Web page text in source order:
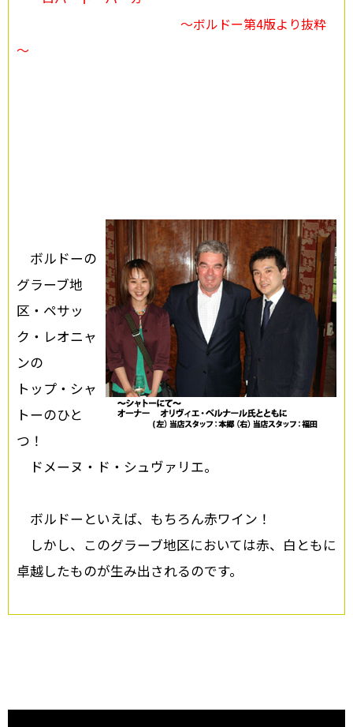
～ボルドー第4版より抜粋
～
ボルドーの
グラーブ地
区・ペサッ
ク・レオニャ
ンの
トップ・シャ
トーのひと
つ！
ドメーヌ・ド・シュヴァリエ。
ボルドーといえば、もちろん赤ワイン！
しかし、このグラーブ地区においては赤、白ともに
卓越したものが生み出されるのです。